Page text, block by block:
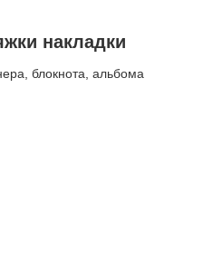
накладки
блокнота, альбома